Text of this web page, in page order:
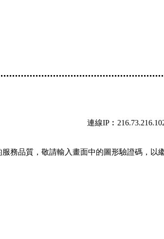
連線
務品質，敬請輸入畫面中的圖形驗證碼，以